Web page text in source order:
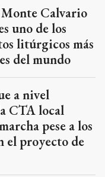
Calvario
uno de los
litúrgicos más
del mundo
a nivel
CTA local
pese a los
el proyecto de